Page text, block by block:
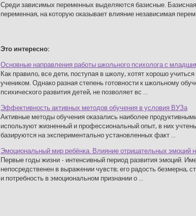
Среди зависимых переменных выделяются базисные.
переменная, на которую оказывает влияние независимая
Это интересно:
Основные направления работы школьного психолога с
Как правило, все дети, поступая в школу, хотят хорошо
учеником. Однако разная степень готовности к школьному
психического развития детей, не позволяет вс ...
Эффективность активных методов обучения в условия ВУЗа
Активные методы обучения оказались наиболее
используют жизненный и профессиональный опыт, в них
базируются на экспериментально установленных факт ...
Эмоциональный мир ребёнка. Влияние отрицательных эмоций
Первые годы жизни - интенсивный период развития эмоций.
непосредственен в выражении чувств; его радость безмерна,
и потребность в эмоциональном признании о ...